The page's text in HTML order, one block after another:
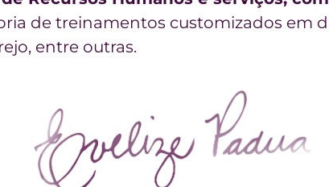
de treinamentos customizados em
entre outras.